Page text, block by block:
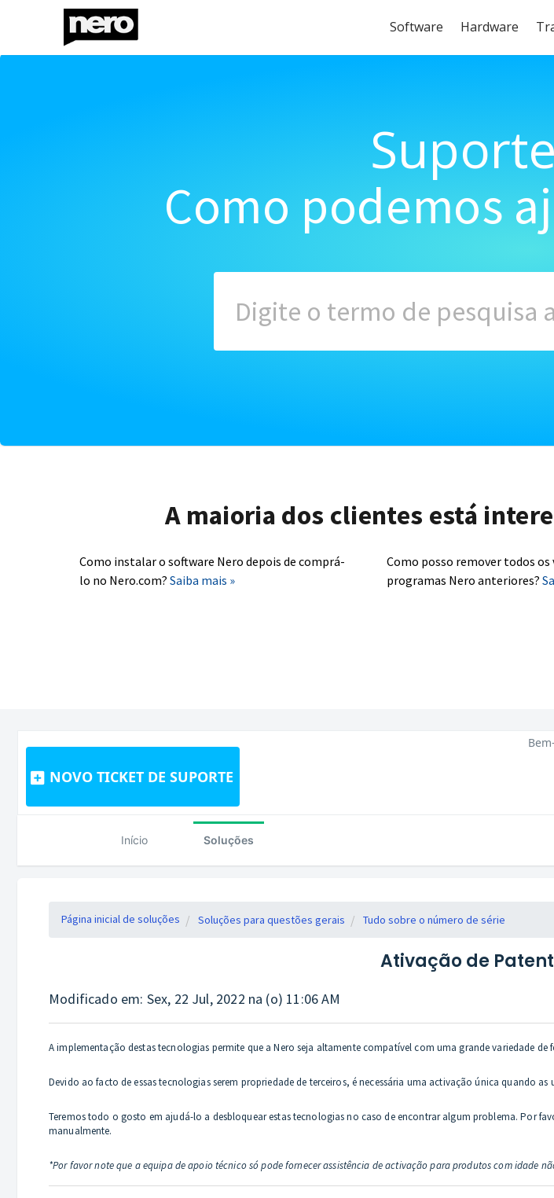
Software Hardware
Como podemos
A maioria dos clientes está
Como instalar o software Nero depois de comprá-
lo no Nero.com? Saiba mais »
Como posso remover todos os
programas Nero anteriores?
NOVO TICKET DE SUPORTE
Início Soluções
Página inicial de soluções Soluções para questões gerais Tudo sobre o número de série
Ativação de
Modificado em: Sex, 22 Jul, 2022 na (o) 11:06 AM
A implementação destas tecnologias permite que a Nero seja altamente compatível com uma grande variedade de
Devido ao facto de essas tecnologias serem propriedade de terceiros, é necessária uma activação única quando
Teremos todo o gosto em ajudá-lo a desbloquear estas tecnologias no caso de encontrar algum problema. Por
manualmente.
*Por favor note que a equipa de apoio técnico só pode fornecer assistência de activação para produtos com idade